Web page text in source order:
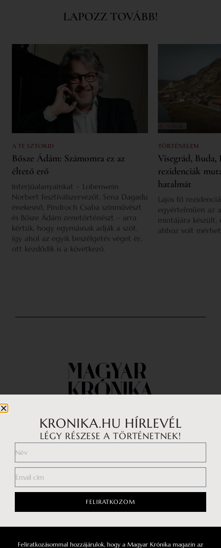
LAPOZZ TOVÁBB!
A TE SZTORID
Bősze Ádám: Számomra ez az
éltető erő
Interjúalanyainkat – Lobenwein
Norbert fesztiválszervezőt, Sena Dagadu
énekesnő, Pindroch Csaba színművészt
és Bősze Ádám zenetörténészt – arra
kértük, hogy egymásnak adják a szót,
így ahol az egyik beszélgetés véget ér,
ott kezdődik is a következő.
TÖRTÉNELEM
Visegrád,
rezidenciák
hatalmát
Lajos fő
egyértelműen az
mintájára készült,
ahhoz volt
Impresszum
Általános Szerződési Feltételek
Adatkezelési tájékoztató
KRONIKA.HU HÍRLEVÉL
LÉGY RÉSZESE A TÖRTÉNETNEK!
FELIRATKOZOM
Feliratkozásommal hozzájárulok, hogy a Magyar Krónika magazin az